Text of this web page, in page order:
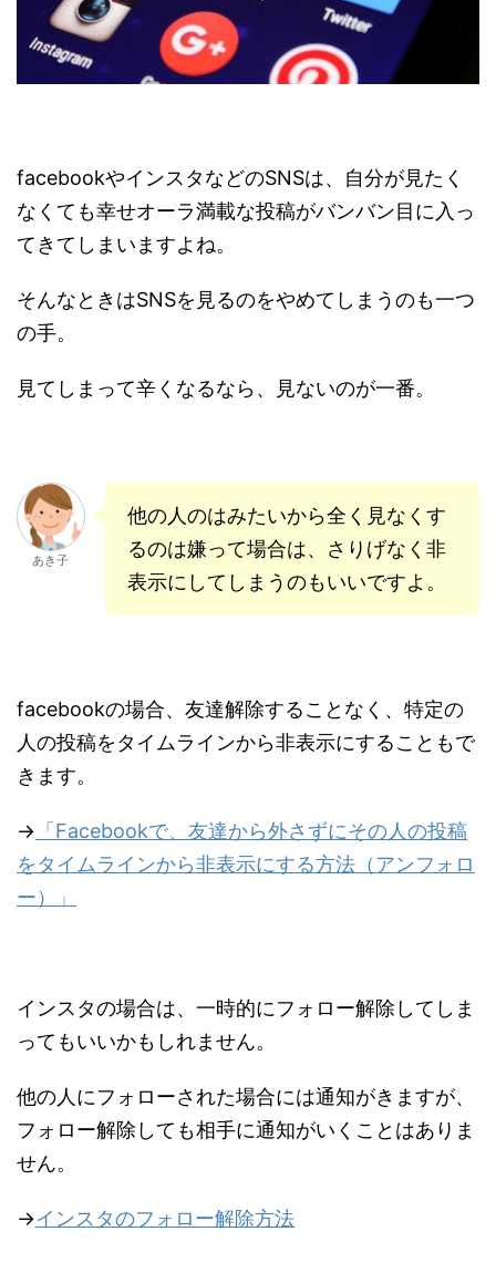
facebookやインスタなどのSNSは、自分が見たく
なくても幸せオーラ満載な投稿がバンバン目に入っ
てきてしまいますよね。
そんなときはSNSを見るのをやめてしまうのも一つ
の手。
見てしまって辛くなるなら、見ないのが一番。
あき子
他の人のはみたいから全く見なくす
るのは嫌って場合は、さりげなく非
表示にしてしまうのもいいですよ。
facebookの場合、友達解除することなく、特定の
人の投稿をタイムラインから非表示にすることもで
きます。
→ 「Facebookで、友達から外さずにその人の投稿
をタイムラインから非表示にする方法（アンフォロ
ー）」
インスタの場合は、一時的にフォロー解除してしま
ってもいいかもしれません。
他の人にフォローされた場合には通知がきますが、
フォロー解除しても相手に通知がいくことはありま
せん。
→インスタのフォロー解除方法